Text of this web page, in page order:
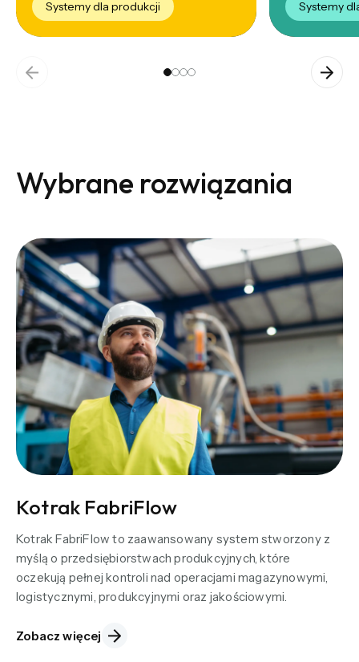
Systemy dla produkcji Systemy
Wybrane rozwiązania
Kotrak FabriFlow
Kotrak FabriFlow to zaawansowany system stworzony z
myślą o przedsiębiorstwach produkcyjnych, które
oczekują pełnej kontroli nad operacjami magazynowymi,
logistycznymi, produkcyjnymi oraz jakościowymi.
Zobacz więcej